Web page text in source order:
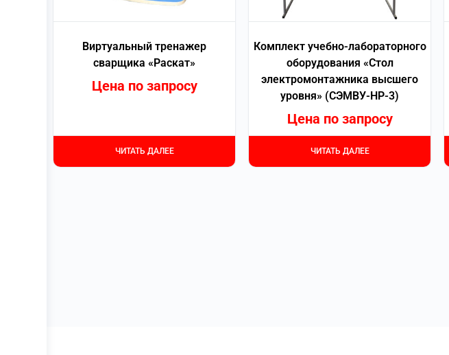
Виртуальный тренажер
сварщика «Раскат»
Цена по запросу
ЧИТАТЬ ДАЛЕЕ
Комплект учебно-лабораторного
оборудования «Стол
электромонтажника высшего
уровня» (СЭМВУ-НР-3)
Цена по запросу
ЧИТАТЬ ДАЛЕЕ